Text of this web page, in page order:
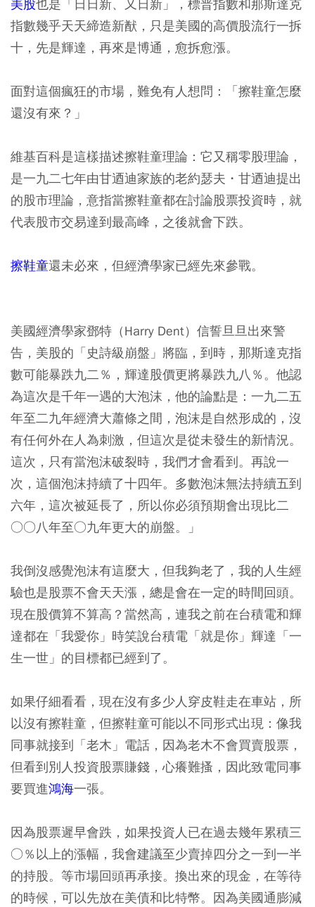
美股也是「日日新、又日新」，標普指數和那斯達克
指數幾乎天天締造新猷，只是美國的高價股流行一拆
十，先是輝達，再來是博通，愈拆愈漲。
面對這個瘋狂的市場，難免有人想問：「擦鞋童怎麼
還沒有來？」
維基百科是這樣描述擦鞋童理論：它又稱零股理論，
是一九二七年由甘迺迪家族的老約瑟夫・甘迺迪提出
的股市理論，意指當擦鞋童都在討論股票投資時，就
代表股市交易達到最高峰，之後就會下跌。
擦鞋童還未必來，但經濟學家已經先來參戰。
美國經濟學家鄧特（Harry Dent）信誓旦旦出來警
告，美股的「史詩級崩盤」將臨，到時，那斯達克指
數可能暴跌九二％，輝達股價更將暴跌九八％。他認
為這次是千年一遇的大泡沫，他的論點是：一九二五
年至二九年經濟大蕭條之間，泡沫是自然形成的，沒
有任何外在人為刺激，但這次是從未發生的新情況。
這次，只有當泡沫破裂時，我們才會看到。再說一
次，這個泡沫持續了十四年。多數泡沫無法持續五到
六年，這次被延長了，所以你必須預期會出現比二
○○八年至○九年更大的崩盤。」
我倒沒感覺泡沫有這麼大，但我夠老了，我的人生經
驗也是股票不會天天漲，總是會在一定的時間回頭。
現在股價算不算高？當然高，連我之前在台積電和輝
達都在「我愛你」時笑說台積電「就是你」輝達「一
生一世」的目標都已經到了。
如果仔細看看，現在沒有多少人穿皮鞋走在車站，所
以沒有擦鞋童，但擦鞋童可能以不同形式出現：像我
同事就接到「老木」電話，因為老木不會買賣股票，
但看到別人投資股票賺錢，心癢難搔，因此致電同事
要買進鴻海一張。
因為股票遲早會跌，如果投資人已在過去幾年累積三
○％以上的漲幅，我會建議至少賣掉四分之一到一半
的持股。等市場回頭再承接。換出來的現金，在等待
的時候，可以先放在美債和比特幣。因為美國通膨減